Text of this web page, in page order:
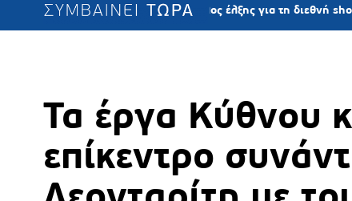
ΣΥΜΒΑΙΝΕΙ ΤΩΡΑ
Μύκονος: Πόλος έλξης για τη διεθνή showbiz –
Τα έργα Κύθνου
επίκεντρο